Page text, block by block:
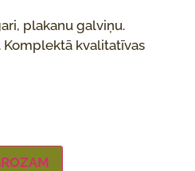
plakanu galviņu.
Komplektā kvalitatīvas